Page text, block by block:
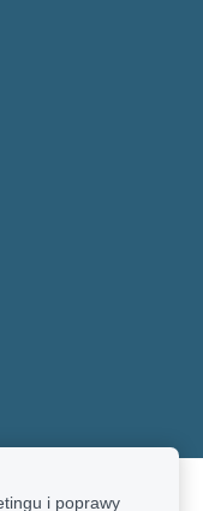
i poprawy